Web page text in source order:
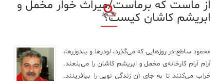
فرهنگ
ورزشی
از ماست که برماست/میراث خوار مخمل و
ابریشم کاشان کیست؟
محمود ساطع-در روزهایی که می‌گذرد، لودرها و بلدوزرها،
آرام آرام کارخانه‌ی مخمل و ابریشم کاشان را می‌بلعند.
خراب می‌کنند تا به جای آن زندگی نویی را بیافرینند.